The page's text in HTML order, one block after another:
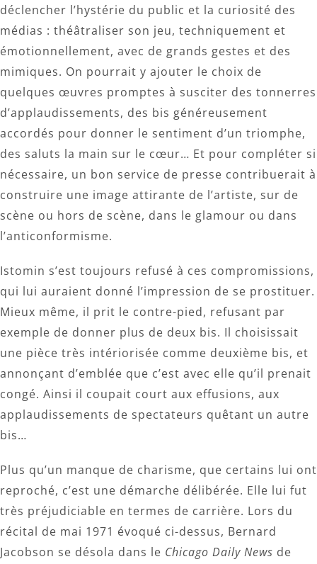
déclencher l’hystérie du public et la curiosité des
médias : théâtraliser son jeu, techniquement et
émotionnellement, avec de grands gestes et des
mimiques. On pourrait y ajouter le choix de
quelques œuvres promptes à susciter des tonnerres
d’applaudissements, des bis généreusement
accordés pour donner le sentiment d’un triomphe,
des saluts la main sur le cœur… Et pour compléter si
nécessaire, un bon service de presse contribuerait à
construire une image attirante de l’artiste, sur de
scène ou hors de scène, dans le glamour ou dans
l’anticonformisme.
Istomin s’est toujours refusé à ces compromissions,
qui lui auraient donné l’impression de se prostituer.
Mieux même, il prit le contre-pied, refusant par
exemple de donner plus de deux bis. Il choisissait
une pièce très intériorisée comme deuxième bis, et
annonçant d’emblée que c’est avec elle qu’il prenait
congé. Ainsi il coupait court aux effusions, aux
applaudissements de spectateurs quêtant un autre
bis…
Plus qu’un manque de charisme, que certains lui ont
reproché, c’est une démarche délibérée. Elle lui fut
très préjudiciable en termes de carrière. Lors du
récital de mai 1971 évoqué ci-dessus, Bernard
Jacobson se désola dans le Chicago Daily News de